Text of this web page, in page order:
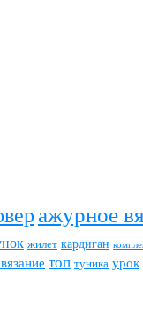
ажурное
жилет кардиган
топ туника урок